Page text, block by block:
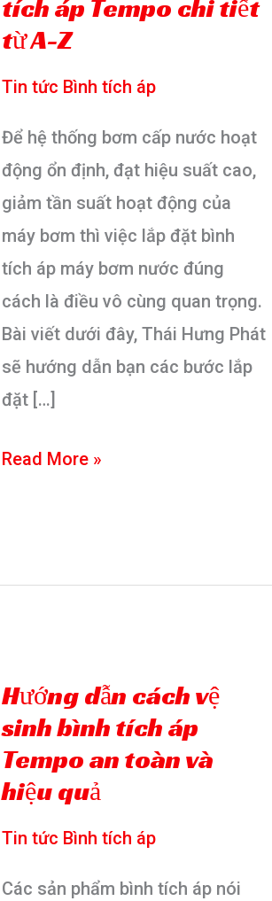
tích áp Tempo chi tiết
từ A-Z
Tin tức Bình tích áp
Để hệ thống bơm cấp nước hoạt
động ổn định, đạt hiệu suất cao,
giảm tần suất hoạt động của
máy bơm thì việc lắp đặt bình
tích áp máy bơm nước đúng
cách là điều vô cùng quan trọng.
Bài viết dưới đây, Thái Hưng Phát
sẽ hướng dẫn bạn các bước lắp
đặt […]
Các
bình
Tempo
chi
tiết
từ
Z
Read More »
Hướng dẫn cách vệ
sinh bình tích áp
Tempo an toàn và
hiệu quả
Tin tức Bình tích áp
Các sản phẩm bình tích áp nói